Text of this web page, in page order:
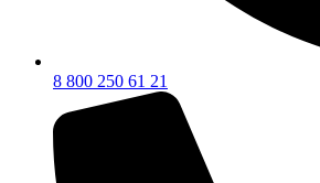
8 800 250 61 21